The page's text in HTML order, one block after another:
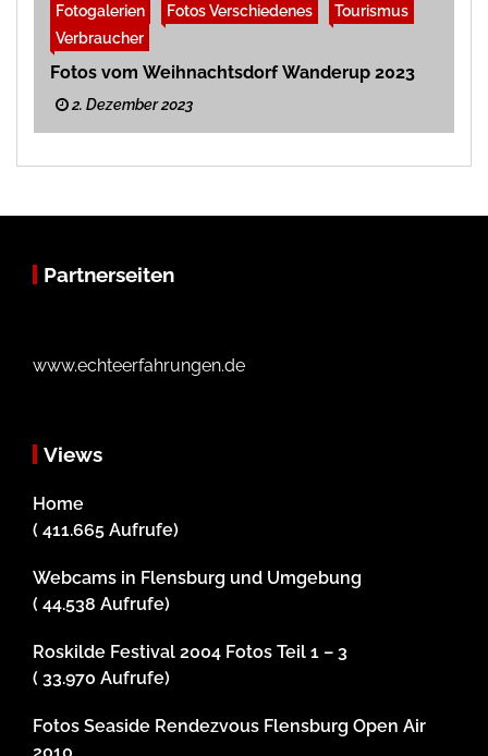
Fotogalerien Fotos Verschiedenes
Tourismus
Verbraucher
Fotos vom Weihnachtsdorf Wanderup 2023
2. Dezember 2023
Partnerseiten
www.echteerfahrungen.de
Views
Home
( 411.665 Aufrufe)
Webcams in Flensburg und Umgebung
( 44.538 Aufrufe)
Roskilde Festival 2004 Fotos Teil 1 – 3
( 33.970 Aufrufe)
Fotos Seaside Rendezvous Flensburg Open Air